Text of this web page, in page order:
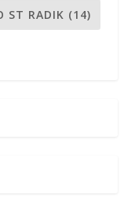
ST RADIK (14)